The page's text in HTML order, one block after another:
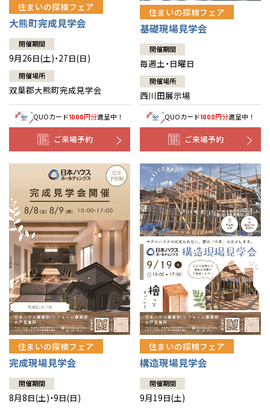
住まいの探検フェア
大熊町完成見学会
開催期間
9月26日(土)・27日(日)
開催場所
双葉郡大熊町完成見学会
QUOカード1000円分進呈中！
ご来場予約
住まいの探検フェア
基礎現場見学会
開催期間
毎週土・日曜日
開催場所
西川田展示場
QUOカード1000円分進呈中！
ご来場予約
住まいの探検フェア
完成現場見学会
開催期間
8月8日(土)・9日(日)
住まいの探検フェア
構造現場見学会
開催期間
9月19日(土)